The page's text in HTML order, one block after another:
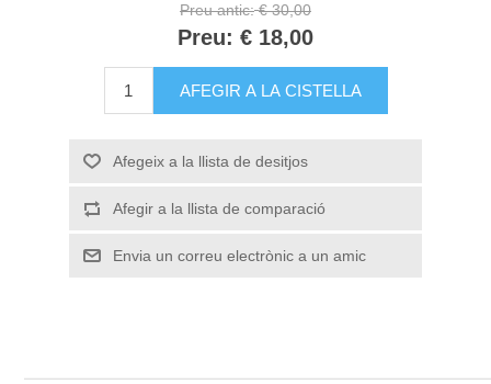
Preu antic: € 30,00
Preu: € 18,00